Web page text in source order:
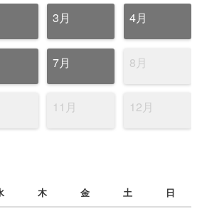
3月 4月
7月 8月
11月 12月
木 金 土 日